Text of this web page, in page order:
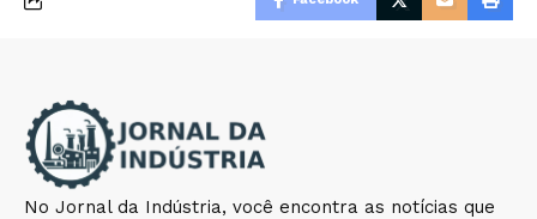
No Jornal da Indústria, você encontra as notícias que